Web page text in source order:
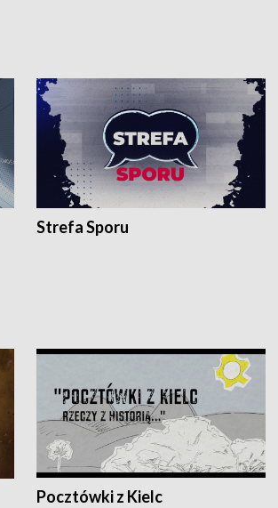
Strefa Sporu
Pocztówki z Kielc